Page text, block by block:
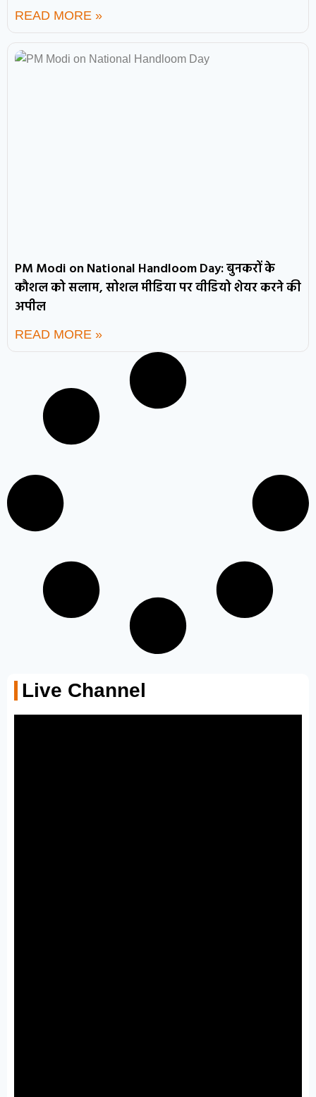
READ MORE »
PM Modi on National Handloom Day: बुनकरों के
कौशल को सलाम, सोशल मीडिया पर वीडियो शेयर करने की
अपील
READ MORE »
Live Channel